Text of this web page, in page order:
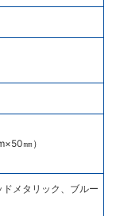
㎜）
メタリック、ブルー